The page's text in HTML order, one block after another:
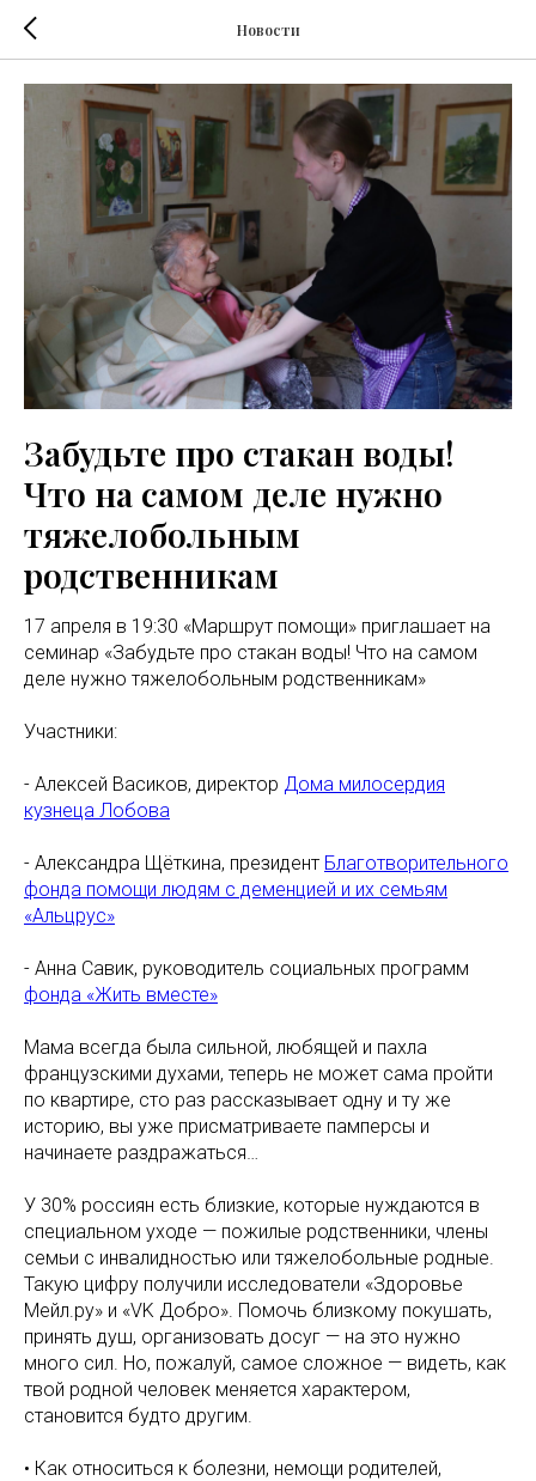
Новости
Забудьте про стакан воды!
Что на самом деле нужно
тяжелобольным
родственникам
17 апреля в 19:30 «Маршрут помощи» приглашает на
семинар «Забудьте про стакан воды! Что на самом
деле нужно тяжелобольным родственникам»
Участники:
- Алексей Васиков, директор Дома милосердия
кузнеца Лобова
- Александра Щёткина, президент Благотворительного
фонда помощи людям с деменцией и их семьям
«Альцрус»
- Анна Савик, руководитель социальных программ
фонда «Жить вместе»
Мама всегда была сильной, любящей и пахла
французскими духами, теперь не может сама пройти
по квартире, сто раз рассказывает одну и ту же
историю, вы уже присматриваете памперсы и
начинаете раздражаться…
У 30% россиян есть близкие, которые нуждаются в
специальном уходе — пожилые родственники, члены
семьи с инвалидностью или тяжелобольные родные.
Такую цифру получили исследователи «Здоровье
Мейл.ру» и «VK Добро». Помочь близкому покушать,
принять душ, организовать досуг — на это нужно
много сил. Но, пожалуй, самое сложное — видеть, как
твой родной человек меняется характером,
становится будто другим.
• Как относиться к болезни, немощи родителей,